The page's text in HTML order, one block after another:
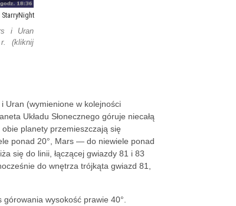
StarryNight
i Uran
(kliknij
Uran (wymienione w kolejności
Układu Słonecznego góruje niecałą
planety przemieszczają się
ponad 20°, Mars — do niewiele ponad
się do linii, łączącej gwiazdy 81 i 83
do wnętrza trójkąta gwiazd 81,
wysokość prawie 40°.